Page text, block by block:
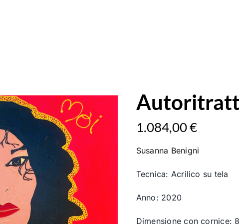
1.084,00€
Susanna Benigni
Tecnica: Acrilico su tela
Anno: 2020
Dimensione con cornice: